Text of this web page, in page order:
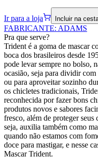
Ir para a loja Incluir na
FABRICANTE: ADAMS
Pra que serve?
Trident é a goma de mascar
boca dos brasileiros desde
pode levar sempre no bolso,
ocasião, seja para dividir
ou para aproveitar sozinho
os chicletes tradicionais,
reconhecida por fazer bons
produtos novos e sabores
fresco, além de proteger seus
seja, auxilia também como
quando não estamos com
doce para mastigar, e nesse
Mascar Trident.